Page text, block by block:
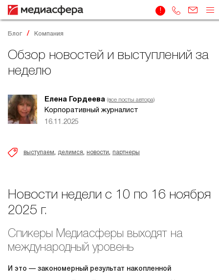
Блог Компания
Обзор новостей и выступлений за
неделю
Елена Гордеева (все посты автора)
Корпоративный журналист
16.11.2025
выступаем, делимся, новости, партнеры
Новости недели с 10 по 16 ноября
2025 г.
Спикеры Медиасферы выходят на
международный уровень
И это — закономерный результат накопленной